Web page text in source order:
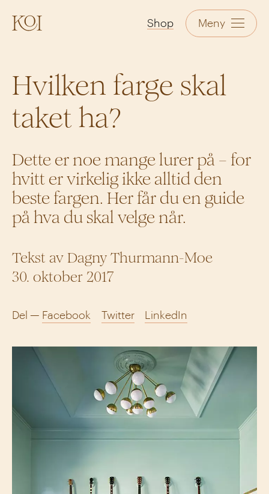
KOI Shop Meny
Hvilken farge skal
taket ha?
Dette er noe mange lurer på – for
hvitt er virkelig ikke alltid den
beste fargen. Her får du en guide
på hva du skal velge når.
Tekst av Dagny Thurmann-Moe
30. oktober 2017
Del — Facebook Twitter LinkedIn